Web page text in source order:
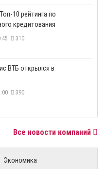
10 рейтинга по
кредитования
310
ВТБ открылся в
390
Все новости компаний
Экономика